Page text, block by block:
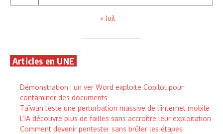
« Juil
Articles en UNE
Démonstration : un ver Word exploite Copilot pour
contaminer des documents
Taïwan teste une perturbation massive de l’internet mobile
L’IA découvre plus de failles sans accroître leur exploitation
Comment devenir pentester sans brûler les étapes